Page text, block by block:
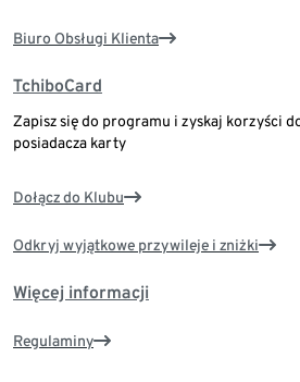
Biuro Obsługi Klienta
TchiboCard
Zapisz się do programu i zyskaj korzyści
posiadacza karty
Dołącz do Klubu
Odkryj wyjątkowe przywileje i zniżki
Więcej informacji
Regulaminy